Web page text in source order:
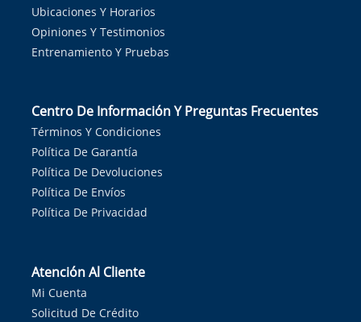
Ubicaciones Y Horarios
Opiniones Y Testimonios
Entrenamiento Y Pruebas
Centro De Información Y Preguntas Frecuentes
Términos Y Condiciones
Política De Garantía
Política De Devoluciones
Política De Envíos
Política De Privacidad
Atención Al Cliente
Mi Cuenta
Solicitud De Crédito